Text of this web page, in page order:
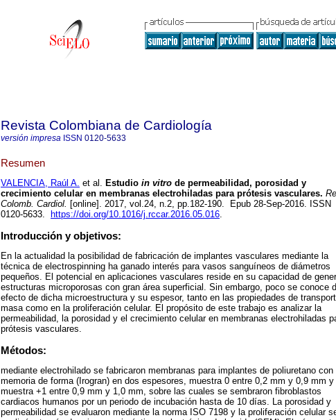
Revista Colombiana de Cardiología
versión impresa ISSN 0120-5633
Resumen
VALENCIA, Raúl A. et al. Estudio in vitro de permeabilidad, porosidad y
crecimiento celular en membranas electrohiladas para prótesis vasculares.
Colomb. Cardiol. [online]. 2017, vol.24, n.2, pp.182-190. Epub 28-Sep-2016. ISSN
0120-5633.
https://doi.org/10.1016/j.rccar.2016.05.016.
Introducción y objetivos:
En la actualidad la posibilidad de fabricación de implantes vasculares mediante la
técnica de electrospinning ha ganado interés para vasos sanguíneos de diámetros
pequeños. El potencial en aplicaciones vasculares reside en su capacidad de
estructuras microporosas con gran área superficial. Sin embargo, poco se conoce
efecto de dicha microestructura y su espesor, tanto en las propiedades de
masa como en la proliferación celular. El propósito de este trabajo es analizar la
permeabilidad, la porosidad y el crecimiento celular en membranas electrohiladas
prótesis vasculares.
Métodos:
mediante electrohilado se fabricaron membranas para implantes de poliuretano con
memoria de forma (Irogran) en dos espesores, muestra 0 entre 0,2 mm y 0,9 mm y
muestra +1 entre 0,9 mm y 1,0 mm, sobre las cuales se sembraron fibroblastos
cardiacos humanos por un periodo de incubación hasta de 10 días. La porosidad y
permeabilidad se evaluaron mediante la norma ISO 7198 y la proliferación celular